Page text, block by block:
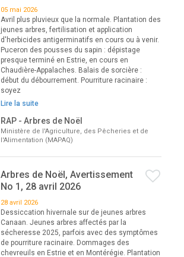
05 mai 2026
Avril plus pluvieux que la normale. Plantation des
jeunes arbres, fertilisation et application
d'herbicides antigerminatifs en cours ou à venir.
Puceron des pousses du sapin : dépistage
presque terminé en Estrie, en cours en
Chaudière-Appalaches. Balais de sorcière :
début du débourrement. Pourriture racinaire :
soyez
Lire la suite
RAP - Arbres de Noël
Ministère de l'Agriculture, des Pêcheries et de
l'Alimentation (MAPAQ)
Arbres de Noël, Avertissement
No 1, 28 avril 2026
28 avril 2026
Dessiccation hivernale sur de jeunes arbres
Canaan. Jeunes arbres affectés par la
sécheresse 2025, parfois avec des symptômes
de pourriture racinaire. Dommages des
chevreuils en Estrie et en Montérégie. Plantation